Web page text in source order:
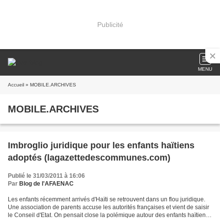
Publicité
MENU
Accueil » MOBILE.ARCHIVES
MOBILE.ARCHIVES
Imbroglio juridique pour les enfants haïtiens
adoptés (lagazettedescommunes.com)
Publié le 31/03/2011 à 16:06
Par Blog de l'AFAENAC
Les enfants récemment arrivés d'Haïti se retrouvent dans un flou juridique.
Une association de parents accuse les autorités françaises et vient de saisir
le Conseil d'Etat. On pensait close la polémique autour des enfants haïtiens